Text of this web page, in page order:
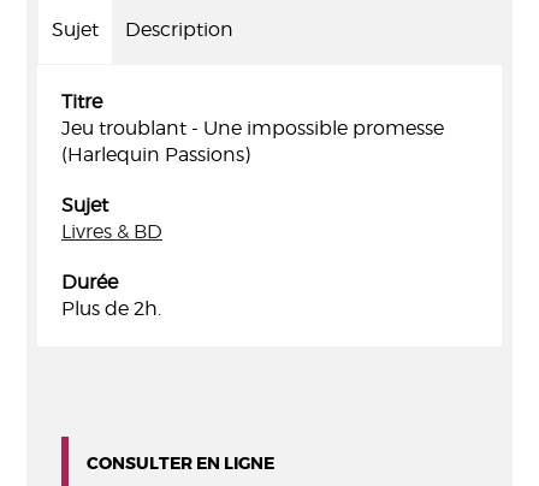
Sujet Description
Titre
Jeu troublant - Une impossible promesse
(Harlequin Passions)
Sujet
Livres & BD
Durée
Plus de 2h.
CONSULTER EN LIGNE